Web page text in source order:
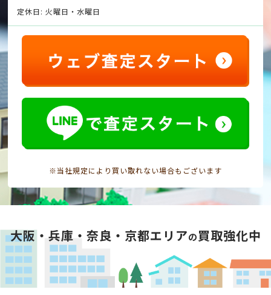
定休日: 火曜日・水曜日
※当社規定により買い取れない場合もございます
大阪・兵庫・奈良・京都エリアの買取強化中